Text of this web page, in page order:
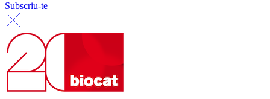
Subscriu-te